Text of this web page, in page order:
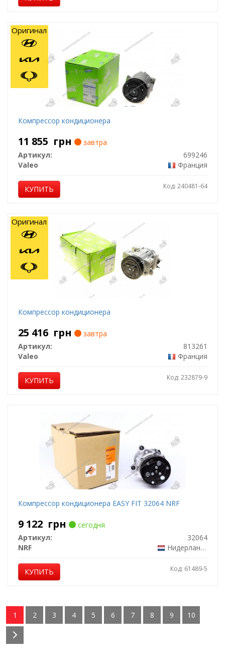
Компрессор кондиционера
11 855 грн
завтра
Артикул:
699246
Valeo
Франция
КУПИТЬ Код: 240481-64
Оригинал
Компрессор кондиционера
25 416 грн
завтра
Артикул:
813261
Valeo
Франция
КУПИТЬ Код: 232879-9
Оригинал
Компрессор кондиционера EASY FIT 32064 NRF
9 122 грн
сегодня
Артикул:
32064
NRF
Нидерланды
КУПИТЬ Код: 61489-5
1 2 3 4 5 6 7 8 9 10